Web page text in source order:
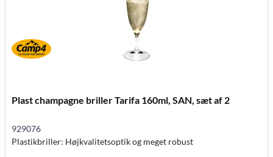
Plast champagne briller Tarifa 160ml, SAN, sæt af 2
929076
Plastikbriller: Højkvalitetsoptik og meget robust